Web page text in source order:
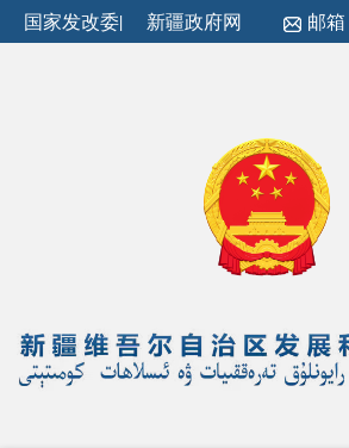
国家发改委| 新疆政府网 邮箱